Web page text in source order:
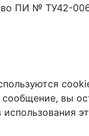
ПИ № ТУ42-
вы